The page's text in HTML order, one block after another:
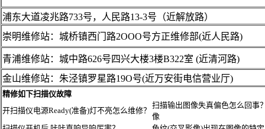
浦东大道凌兆路733号，人民路13-3号（近解放路）
崇明维修站：城桥镇西门路2OOO号方正维修部(近人民路)
青浦维修站：城中路626号四兴大楼3楼B322室 (近清河路)
金山维修站：朱泾镇罗星路19O号(近万安街电信营业厅)
精修如下扫描仪故障
开扫描仪电源Ready(准备)灯不亮怎么维修？
扫描输出图像失真偏色怎么回事
像